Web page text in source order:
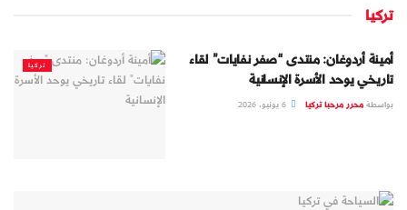
تركيا
تركيا
أمينة أردوغان: منتدى “صفر نفايات” لقاء
تاريخي يوحد الأسرة الإنسانية
بواسطةمحرر مرحبا تركيا